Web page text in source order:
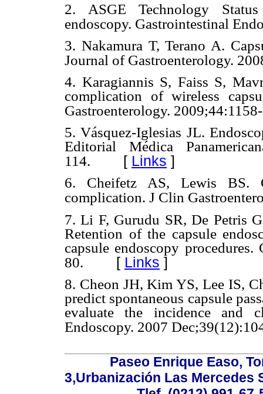
2. ASGE Technology
endoscopy. Gastrointestinal
3. Nakamura T, Terano A.
Journal of Gastroenterology.
4. Karagiannis S, Faiss S,
complication of wireless
Gastroenterology.
5. Vásquez-Iglesias JL.
Editorial Médica
114. [ Links ]
6. Cheifetz AS, Lewis BS.
complication. J Clin
7. Li F, Gurudu SR, De Petris
Retention of the capsule
capsule endoscopy
80. [ Links ]
8. Cheon JH, Kim YS, Lee IS,
predict spontaneous capsule
evaluate the incidence and
Endoscopy. 2007
Paseo Enrique Easo,
3,Urbanización Las Mercedes